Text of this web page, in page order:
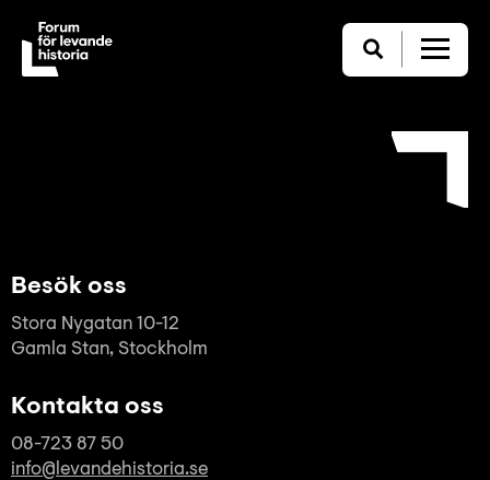
Besök oss
Stora Nygatan 10-12
Gamla Stan, Stockholm
Kontakta oss
08-723 87 50
info@levandehistoria.se